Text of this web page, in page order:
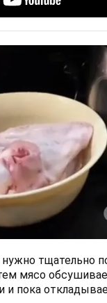
нужно тщательно
мясо
и пока